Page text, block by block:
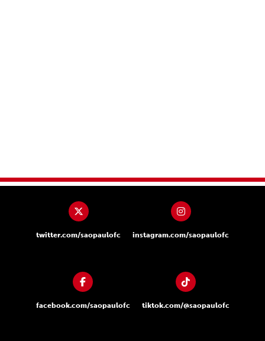
twitter.com/saopaulofc instagram.com/saopaulofc
facebook.com/saopaulofc tiktok.com/@saopaulofc